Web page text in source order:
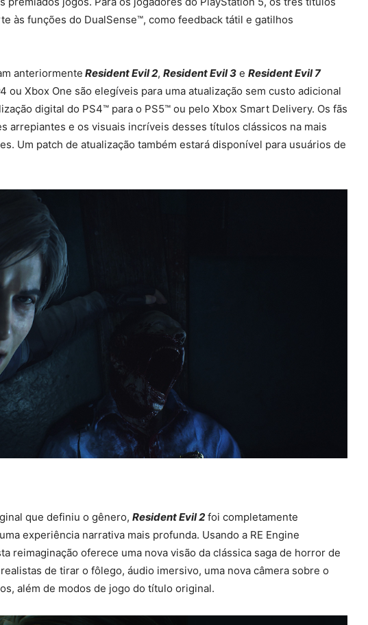
às funções do DualSense™, como feedback tátil e gatilhos
anteriormente Resident Evil 2, Resident Evil 3 e Resident Evil 7
ou Xbox One são elegíveis para uma atualização sem custo adicional
digital do PS4™ para o PS5™ ou pelo Xbox Smart Delivery. Os fãs
arrepiantes e os visuais incríveis desses títulos clássicos na mais
Um patch de atualização também estará disponível para usuários de
que definiu o gênero, Resident Evil 2 foi completamente
experiência narrativa mais profunda. Usando a RE Engine
reimaginação oferece uma nova visão da clássica saga de horror de
de tirar o fôlego, áudio imersivo, uma nova câmera sobre o
além de modos de jogo do título original.